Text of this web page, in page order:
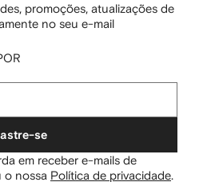
promoções, atualizações de
no seu e-mail
se
em receber e-mails de
o nossa Política de privacidade.